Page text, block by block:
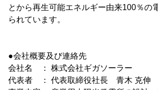
とから再生可能エネルギー由来100％の
られています。
●会社概要及び連絡先
会社名 ： 株式会社ギガソーラー
代表者 ： 代表取締役社長 青木 克伸